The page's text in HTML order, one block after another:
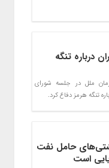
درباره تنگه
ملل در جلسه شورای
تنگه هرمز دفاع کرد.
حامل نفت
است